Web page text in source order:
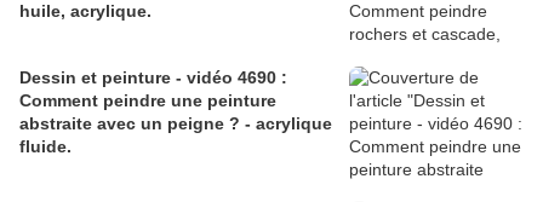
huile, acrylique.
Dessin et peinture - vidéo 4690 :
Comment peindre une peinture
abstraite avec un peigne ? - acrylique
fluide.